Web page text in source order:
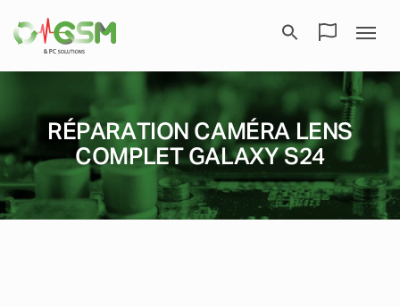
RÉPARATION CAMÉRA LENS
COMPLET GALAXY S24